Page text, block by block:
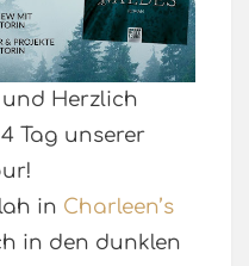
Herzlich
Tag unserer
in Charleen’s
in den dunklen